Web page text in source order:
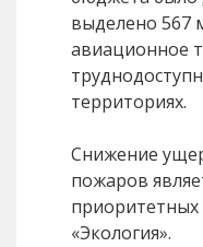
выделено 567
авиационное
территориях.
Снижение
пожаров
приоритетных
«Экология».